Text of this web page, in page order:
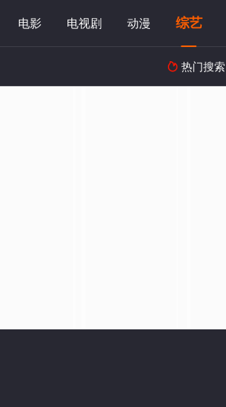
电影 电视剧 动漫 综艺
 热门搜索